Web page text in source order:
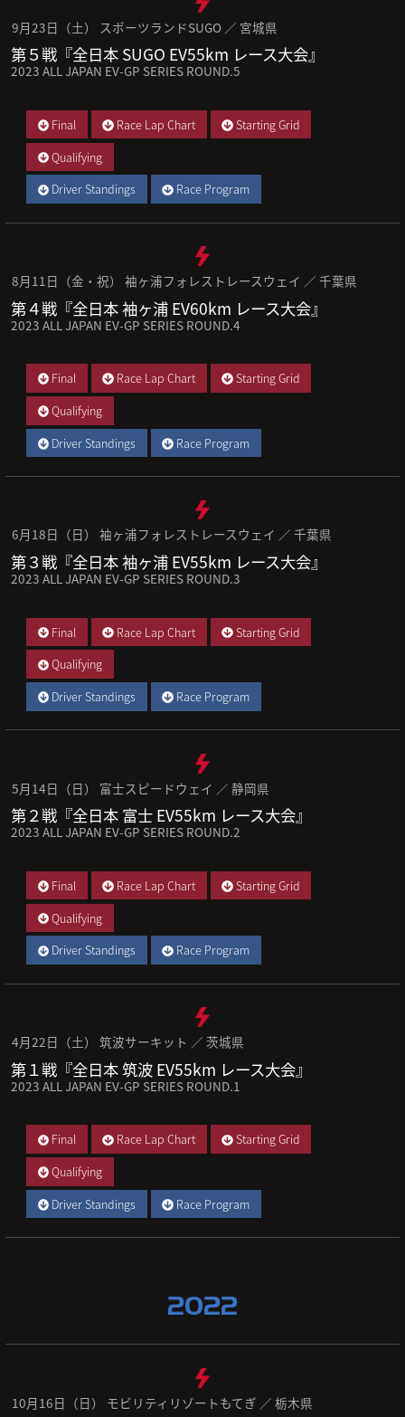
9月23日（土） スポーツランドSUGO ／ 宮城県
第５戦『全日本 SUGO EV55km レース大会』
2023 ALL JAPAN EV-GP SERIES ROUND.5
Final Race Lap Chart
Starting Grid
Qualifying
Driver Standings
Race Program
8月11日（金・祝） 袖ヶ浦フォレストレースウェイ ／ 千葉県
第４戦『全日本 袖ヶ浦 EV60km レース大会』
2023 ALL JAPAN EV-GP SERIES ROUND.4
Final Race Lap Chart
Starting Grid
Qualifying
Driver Standings
Race Program
6月18日（日） 袖ヶ浦フォレストレースウェイ ／ 千葉県
第３戦『全日本 袖ヶ浦 EV55km レース大会』
2023 ALL JAPAN EV-GP SERIES ROUND.3
Final Race Lap Chart
Starting Grid
Qualifying
Driver Standings
Race Program
5月14日（日） 富士スピードウェイ ／ 静岡県
第２戦『全日本 富士 EV55km レース大会』
2023 ALL JAPAN EV-GP SERIES ROUND.2
Final Race Lap Chart
Starting Grid
Qualifying
Driver Standings
Race Program
4月22日（土） 筑波サーキット ／ 茨城県
第１戦『全日本 筑波 EV55km レース大会』
2023 ALL JAPAN EV-GP SERIES ROUND.1
Final Race Lap Chart
Starting Grid
Qualifying
Driver Standings
Race Program
2022
10月16日（日） モビリティリゾートもてぎ ／ 栃木県